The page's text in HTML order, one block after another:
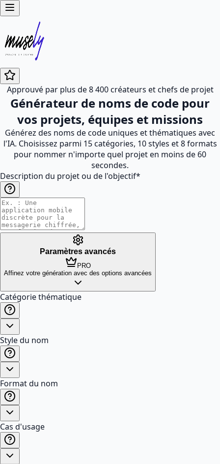
Approuvé par plus de 8 400 créateurs et chefs de projet
Générateur de noms de code pour
vos projets, équipes et missions
Générez des noms de code uniques et thématiques avec
l'IA. Choisissez parmi 15 catégories, 10 styles et 8 formats
pour nommer n'importe quel projet en moins de 60
secondes.
Description du projet ou de l'objectif*
Paramètres avancés
PRO
Affinez votre génération avec des options avancées
Catégorie thématique
Style du nom
Format du nom
Cas d'usage